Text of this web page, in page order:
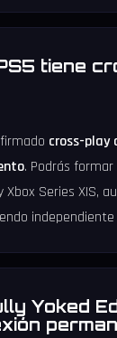
tiene
cross-play
. Podrás
Xbox Series X|S,
Yoked